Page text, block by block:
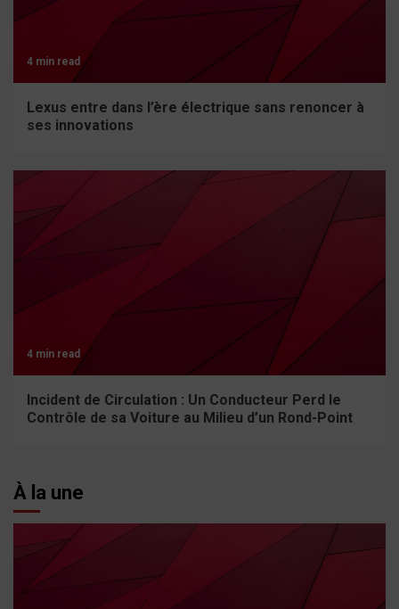
4 min read
Lexus entre dans l’ère électrique sans renoncer à
ses innovations
4 min read
Incident de Circulation : Un Conducteur Perd le
Contrôle de sa Voiture au Milieu d’un Rond-Point
À la une